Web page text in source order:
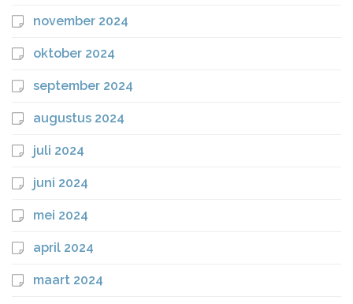
november 2024
oktober 2024
september 2024
augustus 2024
juli 2024
juni 2024
mei 2024
april 2024
maart 2024